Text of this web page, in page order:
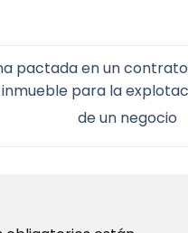
pactada en un
para la
de un negocio